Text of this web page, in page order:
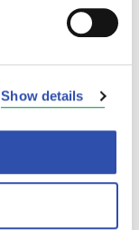
Show details